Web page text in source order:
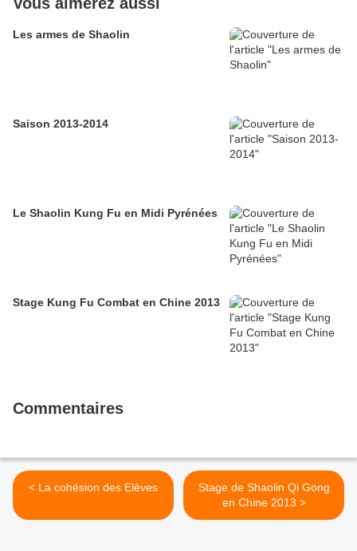
Les armes de Shaolin
Saison 2013-2014
Le Shaolin Kung Fu en Midi Pyrénées
Stage Kung Fu Combat en Chine 2013
Commentaires
< La cohésion des Elèves
Stage de Shaolin Qi Gong
en Chine 2013 >